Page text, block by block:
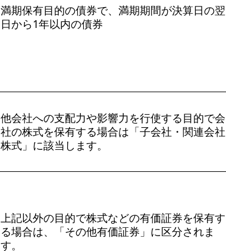
満期保有目的の債券で、満期期間が決算日の翌
日から1年以内の債券
他会社への支配力や影響力を行使する目的で会
社の株式を保有する場合は「子会社・関連会社
株式」に該当します。
上記以外の目的で株式などの有価証券を保有す
る場合は、「その他有価証券」に区分されま
す。